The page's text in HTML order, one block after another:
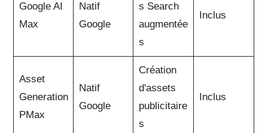
Google AI
Max
Natif
Google
s Search
augmentée
s
Inclus
Asset
Generation
PMax
Natif
Google
Création
d'assets
publicitaire
s
Inclus